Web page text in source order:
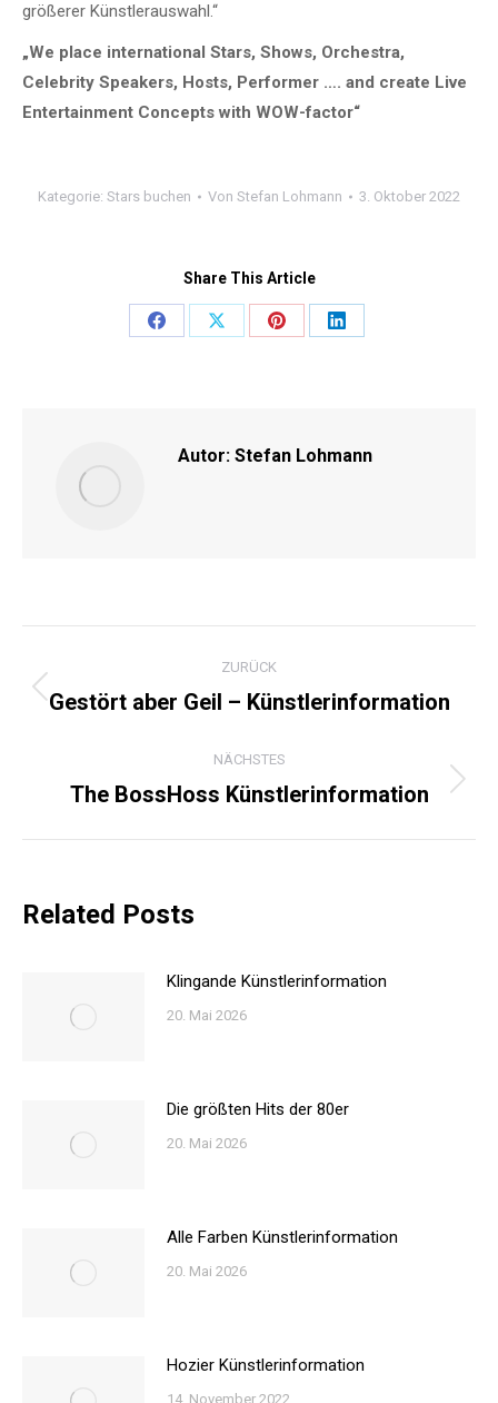
größerer Künstlerauswahl.“
„We place international Stars, Shows, Orchestra,
Celebrity Speakers, Hosts, Performer …. and create Live
Entertainment Concepts with WOW-factor“
Kategorie: Stars buchen Von Stefan Lohmann 3. Oktober 2022
Share This Article
Share
Share
Share
Share
Autor: Stefan Lohmann
ZURÜCK
Vorheriger
Gestört aber Geil – Künstlerinformation
NÄCHSTES
Nächster
The BossHoss Künstlerinformation
Related Posts
Klingande Künstlerinformation
20. Mai 2026
Die größten Hits der 80er
20. Mai 2026
Alle Farben Künstlerinformation
20. Mai 2026
Hozier Künstlerinformation
14. November 2022